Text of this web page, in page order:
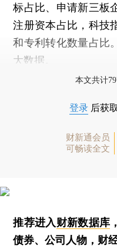
标占比、申请新三板
注册资本占比，科技
和专利转化数量占比
大数据。
本文共计
登录 后获
财新通会员
可畅读全文
推荐进入财新数据库
债券、公司人物，财